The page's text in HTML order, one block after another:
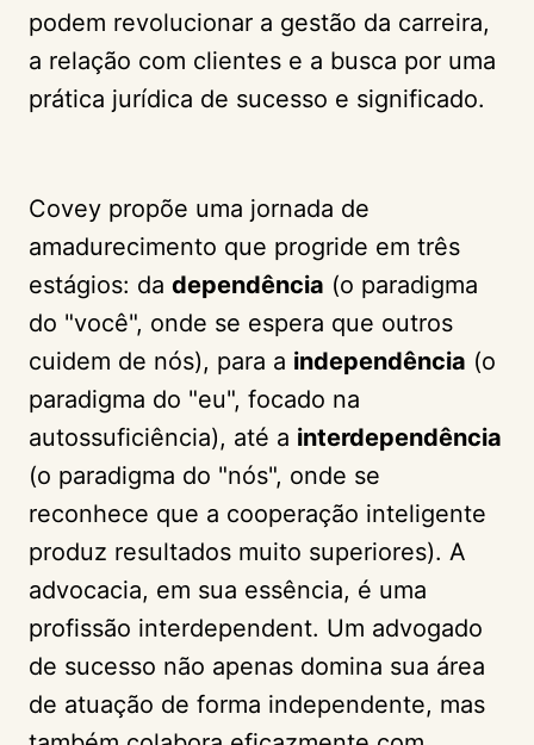
podem revolucionar a gestão da carreira,
a relação com clientes e a busca por uma
prática jurídica de sucesso e significado.
Covey propõe uma jornada de
amadurecimento que progride em três
estágios: da dependência (o paradigma
do "você", onde se espera que outros
cuidem de nós), para a independência (o
paradigma do "eu", focado na
autossuficiência), até a interdependência
(o paradigma do "nós", onde se
reconhece que a cooperação inteligente
produz resultados muito superiores). A
advocacia, em sua essência, é uma
profissão interdependent. Um advogado
de sucesso não apenas domina sua área
de atuação de forma independente, mas